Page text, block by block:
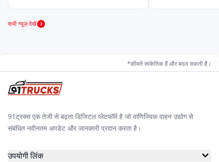
ज़ेन मोबिलिटी
रेयोन इंजीनियर्स
विक्टरी स्नाइपर इलेक्ट्रिक
सभी न्यूज़ देखें
*कीमतें सांकेतिक हैं और बदल सकती हैं।
91ट्रक्स एक तेजी से बढ़ता डिजिटल प्लेटफॉर्म है जो वाणिज्यिक वाहन उद्योग से
संबंधित नवीनतम अपडेट और जानकारी प्रदान करता है।
उपयोगी लिंक